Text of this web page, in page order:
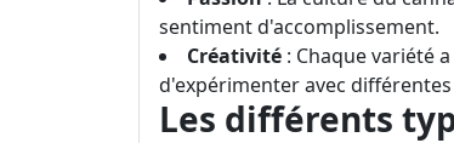
sentiment d'accomplissement.
Créativité : Chaque variété
d'expérimenter avec
Les différents